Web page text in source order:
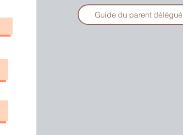
Guide du parent délégué